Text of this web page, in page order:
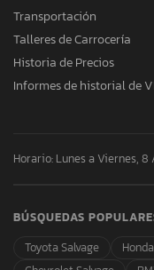
Transportación
Talleres de Carrocería
Historia de Precios
Informes de historial de
Horario: Lunes a Viernes, 8
BÚSQUEDAS
Toyota Salvage